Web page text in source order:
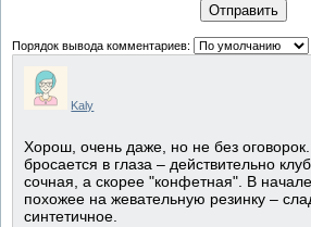
Отправить
Порядок вывода комментариев:
Kaly
Хорош, очень даже, но не без
бросается в глаза – действительно
сочная, а скорее "конфетная". В
похожее на жевательную резинку –
синтетичное.